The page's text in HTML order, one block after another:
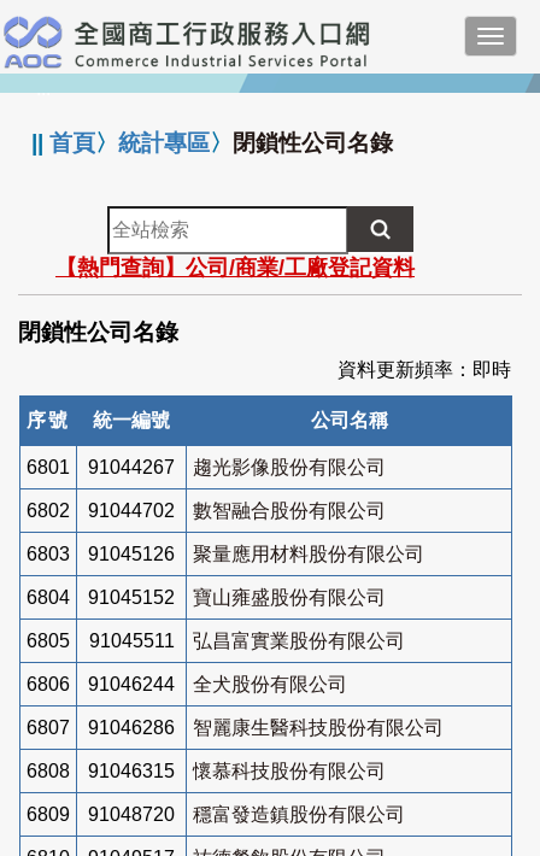
跳
到
主
要
:::
||首頁〉統計專區〉 閉鎖性公司名錄
全
站
檢
索
【熱門查詢】公司/商業/工廠登記資料
閉鎖性公司名錄
資料更新頻率：即時
序號 統一編號 公司名稱
6801 91044267 趨光影像股份有限公司
6802 91044702 數智融合股份有限公司
6803 91045126 聚量應用材料股份有限公司
6804 91045152 寶山雍盛股份有限公司
6805 91045511 弘昌富實業股份有限公司
6806 91046244 全犬股份有限公司
6807 91046286 智麗康生醫科技股份有限公司
6808 91046315 懷慕科技股份有限公司
6809 91048720 穩富發造鎮股份有限公司